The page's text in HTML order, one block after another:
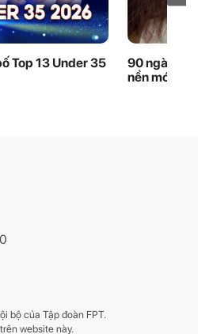
Top 13 Under 35
90 ngày
nền móng
bộ của Tập đoàn FPT.
website này.